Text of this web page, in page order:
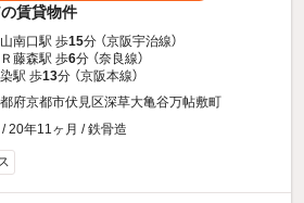
賃貸物件
南口駅 歩15分 （京阪宇治線）
Ｒ藤森駅 歩6分 （奈良線）
駅 歩13分 （京阪本線）
府京都市伏見区深草大亀谷万帖敷町
20年11ヶ月 / 鉄骨造